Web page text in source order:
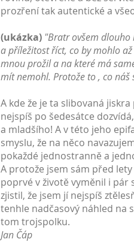
prozření tak autentické a
(ukázka) "Bratr ovšem dlouho
a příležitost říct, co by mohlo
mnou prožil a na které má
mít nemohl. Protože to , co
A kde že je ta slibovaná
nejspíš po šedesátce
a mladšího! A v této jeho
smyslu, že na něco
pokaždé jednostranně a
A protože jsem sám před
poprvé v životě vyměnil i pár
zjistil, že jsem jí nejspíš
tenhle nadčasový náhled na
tom trojspolku.
Jan Čáp